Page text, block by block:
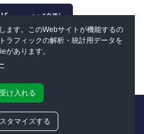
に移動
ます。このWebサイトが機能するの
ラフィックの解析・統計用データを
があります。
け入れる
タマイズする